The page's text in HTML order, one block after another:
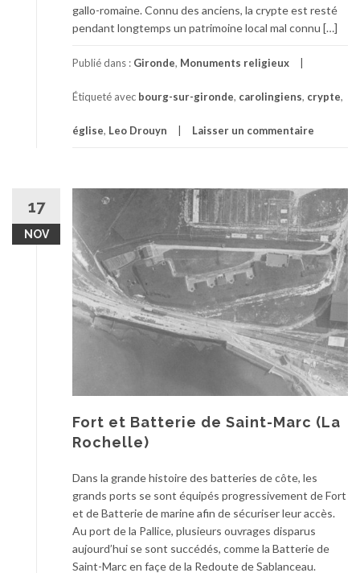
gallo-romaine. Connu des anciens, la crypte est resté
pendant longtemps un patrimoine local mal connu […]
Publié dans : Gironde, Monuments religieux
Étiqueté avec bourg-sur-gironde, carolingiens, crypte,
église, Leo Drouyn Laisser un commentaire
17
NOV
Fort et Batterie de Saint-Marc (La
Rochelle)
Dans la grande histoire des batteries de côte, les
grands ports se sont équipés progressivement de Fort
et de Batterie de marine afin de sécuriser leur accès.
Au port de la Pallice, plusieurs ouvrages disparus
aujourd’hui se sont succédés, comme la Batterie de
Saint-Marc en façe de la Redoute de Sablanceau.